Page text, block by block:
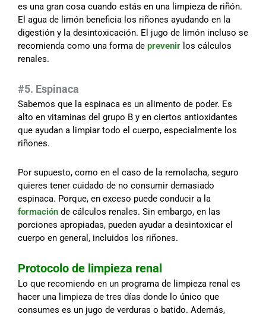
es una gran cosa cuando estás en una limpieza de riñón.
El agua de limón beneficia los riñones ayudando en la
digestión y la desintoxicación. El jugo de limón incluso se
recomienda como una forma de prevenir los cálculos
renales.
#5. Espinaca
Sabemos que la espinaca es un alimento de poder. Es
alto en vitaminas del grupo B y en ciertos antioxidantes
que ayudan a limpiar todo el cuerpo, especialmente los
riñones.
Por supuesto, como en el caso de la remolacha, seguro
quieres tener cuidado de no consumir demasiado
espinaca. Porque, en exceso puede conducir a la
formación de cálculos renales. Sin embargo, en las
porciones apropiadas, pueden ayudar a desintoxicar el
cuerpo en general, incluidos los riñones.
Protocolo de limpieza renal
Lo que recomiendo en un programa de limpieza renal es
hacer una limpieza de tres días donde lo único que
consumes es un jugo de verduras o batido. Además,